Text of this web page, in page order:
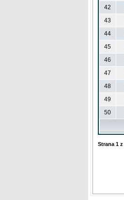
42
43
44
45
46
47
48
49
50
Strana 1 z